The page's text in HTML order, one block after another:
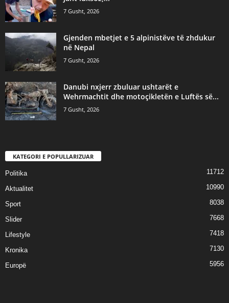
7 Gusht, 2026
Gjenden mbetjet e 5 alpinistëve të zhdukur
në Nepal
7 Gusht, 2026
Danubi nxjerr zbuluar ushtarët e
Wehrmachtit dhe motoçikletën e Luftës së...
7 Gusht, 2026
KATEGORI E POPULLARIZUAR
Politika 11712
Aktualitet 10990
Sport 8038
Slider 7668
Lifestyle 7418
Kronika 7130
Europë 5956